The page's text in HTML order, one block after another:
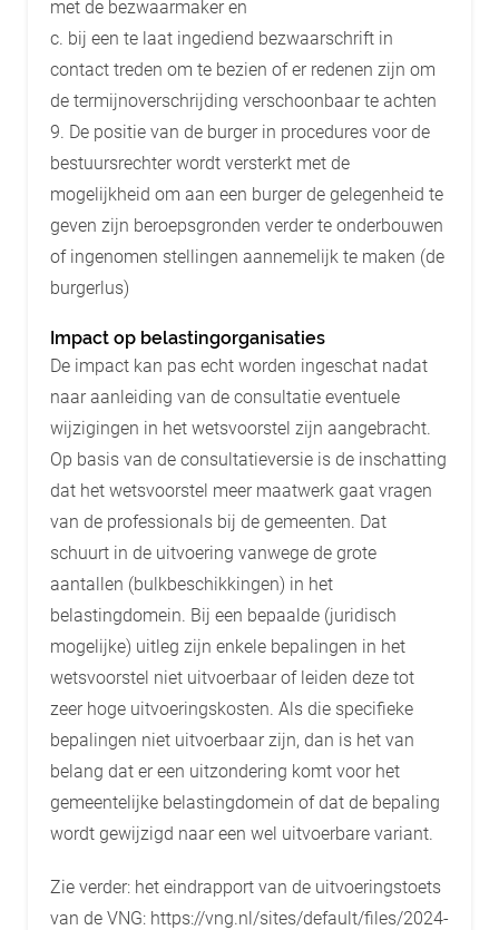
met de bezwaarmaker en
c. bij een te laat ingediend bezwaarschrift in
contact treden om te bezien of er redenen zijn om
de termijnoverschrijding verschoonbaar te achten
9. De positie van de burger in procedures voor de
bestuursrechter wordt versterkt met de
mogelijkheid om aan een burger de gelegenheid te
geven zijn beroepsgronden verder te onderbouwen
of ingenomen stellingen aannemelijk te maken (de
burgerlus)
Impact op belastingorganisaties
De impact kan pas echt worden ingeschat nadat
naar aanleiding van de consultatie eventuele
wijzigingen in het wetsvoorstel zijn aangebracht.
Op basis van de consultatieversie is de inschatting
dat het wetsvoorstel meer maatwerk gaat vragen
van de professionals bij de gemeenten. Dat
schuurt in de uitvoering vanwege de grote
aantallen (bulkbeschikkingen) in het
belastingdomein. Bij een bepaalde (juridisch
mogelijke) uitleg zijn enkele bepalingen in het
wetsvoorstel niet uitvoerbaar of leiden deze tot
zeer hoge uitvoeringskosten. Als die specifieke
bepalingen niet uitvoerbaar zijn, dan is het van
belang dat er een uitzondering komt voor het
gemeentelijke belastingdomein of dat de bepaling
wordt gewijzigd naar een wel uitvoerbare variant.
Zie verder: het eindrapport van de uitvoeringstoets
van de VNG: https://vng.nl/sites/default/files/2024-